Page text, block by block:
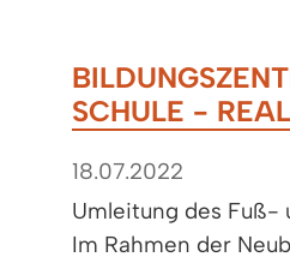
SCHULE -
18.07.2022
Umleitung des Fuß-
Im Rahmen der